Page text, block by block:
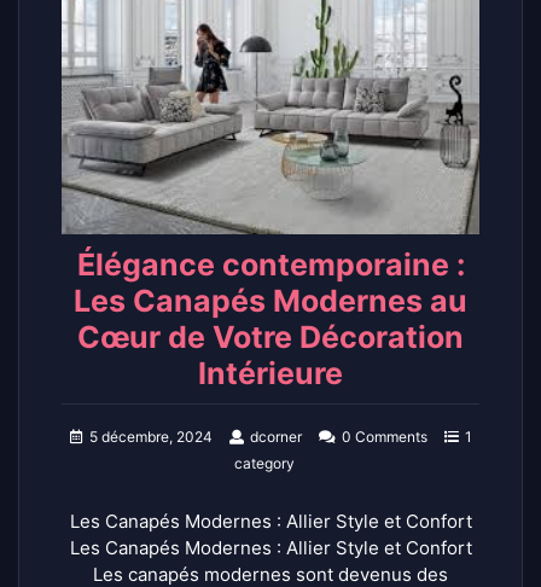
Élégance contemporaine :
Les Canapés Modernes au
Cœur de Votre Décoration
Intérieure
5 décembre, 2024 dcorner 0 Comments
1
category
Les Canapés Modernes : Allier Style et Confort
Les Canapés Modernes : Allier Style et Confort
Les canapés modernes sont devenus des